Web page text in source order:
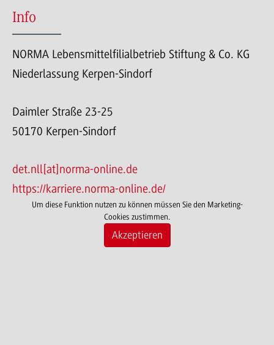
Info
NORMA Lebensmittelfilialbetrieb Stiftung & Co. KG
Niederlassung Kerpen-Sindorf
Daimler Straße 23-25
50170 Kerpen-Sindorf
det.nll[at]norma-online.de
https://karriere.norma-online.de/
Um diese Funktion nutzen zu können müssen Sie den Marketing-
Cookies zustimmen.
Akzeptieren